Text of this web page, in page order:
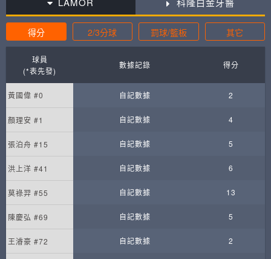
得分 2/3分球 罰球/籃板 其它
球員
(*表先發)
數據記錄 得分
黃國偉 #0 自記數據 2
顏理安 #1 自記數據 4
張泊舟 #15 自記數據 5
洪上洋 #41 自記數據 6
莫祿羿 #55 自記數據 13
陳慶弘 #69 自記數據 5
王濬豪 #72 自記數據 2